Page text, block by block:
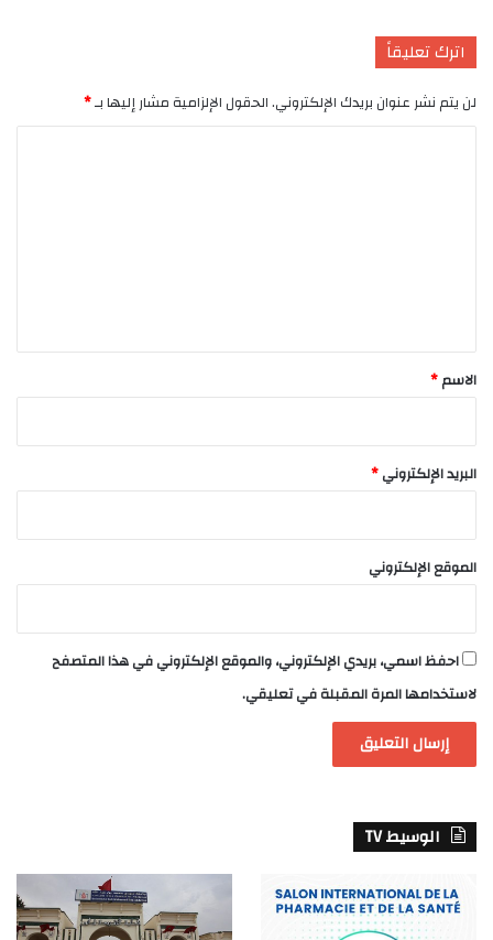
اترك تعليقاً
لن يتم نشر عنوان بريدك الإلكتروني.الحقول الإلزامية مشار إليها بـ*
*
الاسم*
البريد الإلكتروني*
الموقع الإلكتروني
احفظ اسمي، بريدي الإلكتروني، والموقع الإلكتروني في هذا المتصفح
لاستخدامها المرة المقبلة في تعليقي.
الوسيط TV